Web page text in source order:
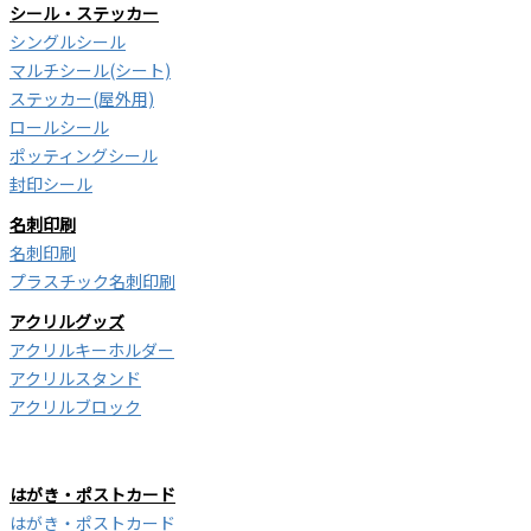
シール・ステッカー
シングルシール
マルチシール(シート)
ステッカー(屋外用)
ロールシール
ポッティングシール
封印シール
名刺印刷
名刺印刷
プラスチック名刺印刷
アクリルグッズ
アクリルキーホルダー
アクリルスタンド
アクリルブロック
はがき・ポストカード
はがき・ポストカード